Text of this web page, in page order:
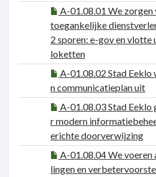
A-01.08.01 We zorgen
toegankelijke
2 sporen: e-gov en vlotte
loketten
A-01.08.02 Stad Eeklo
n communicatieplan uit
A-01.08.03 Stad Eeklo
r modern
erichte doorverwijzing
A-01.08.04 We voeren
lingen en